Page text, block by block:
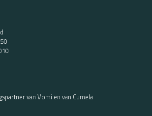
van Vomi en van Cumela